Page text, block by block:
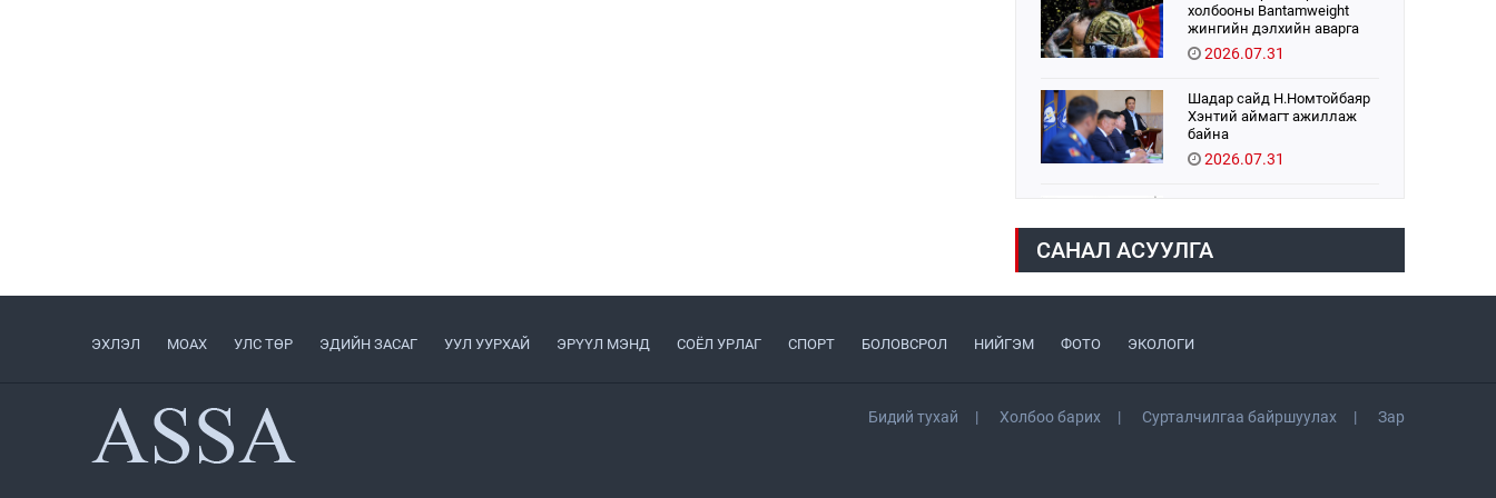
холбооны Bantamweight
жингийн дэлхийн аварга
Б.Энх-Оргил аваргын бүс
хамгаалах тулаанаа
2026.07.31
Шадар сайд Н.Номтойбаяр
Хэнтий аймагт ажиллаж
байна
2026.07.31
2026.07.31
Хөвсгөл нуурын их
хүрээнд 301 тонн хог
хаягдлыг төвлөрүүлжээ
ЦАНХИЙН ЗҮҮН УУРХАЙН
ГЭРЭЭТ КОМПАНИУДАД
САНАЛ АСУУЛГА
ЭХЛЭЛ МОАХ УЛС ТӨР ЭДИЙН ЗАСАГ УУЛ УУРХАЙ ЭРҮҮЛ МЭНД СОЁЛ УРЛАГ СПОРТ БОЛОВСРОЛ НИЙГЭМ ФОТО ЭКОЛОГИ
Бидий тухай Холбоо барих Сурталчилгаа байршуулах Зар